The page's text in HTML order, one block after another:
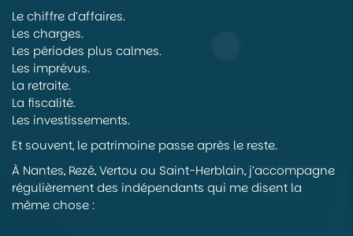
Le chiffre d’affaires.
Les charges.
Les périodes plus calmes.
Les imprévus.
La retraite.
La fiscalité.
Les investissements.
Et souvent, le patrimoine passe après le reste.
À Nantes, Rezé, Vertou ou Saint-Herblain, j’accompagne
régulièrement des indépendants qui me disent la
même chose :